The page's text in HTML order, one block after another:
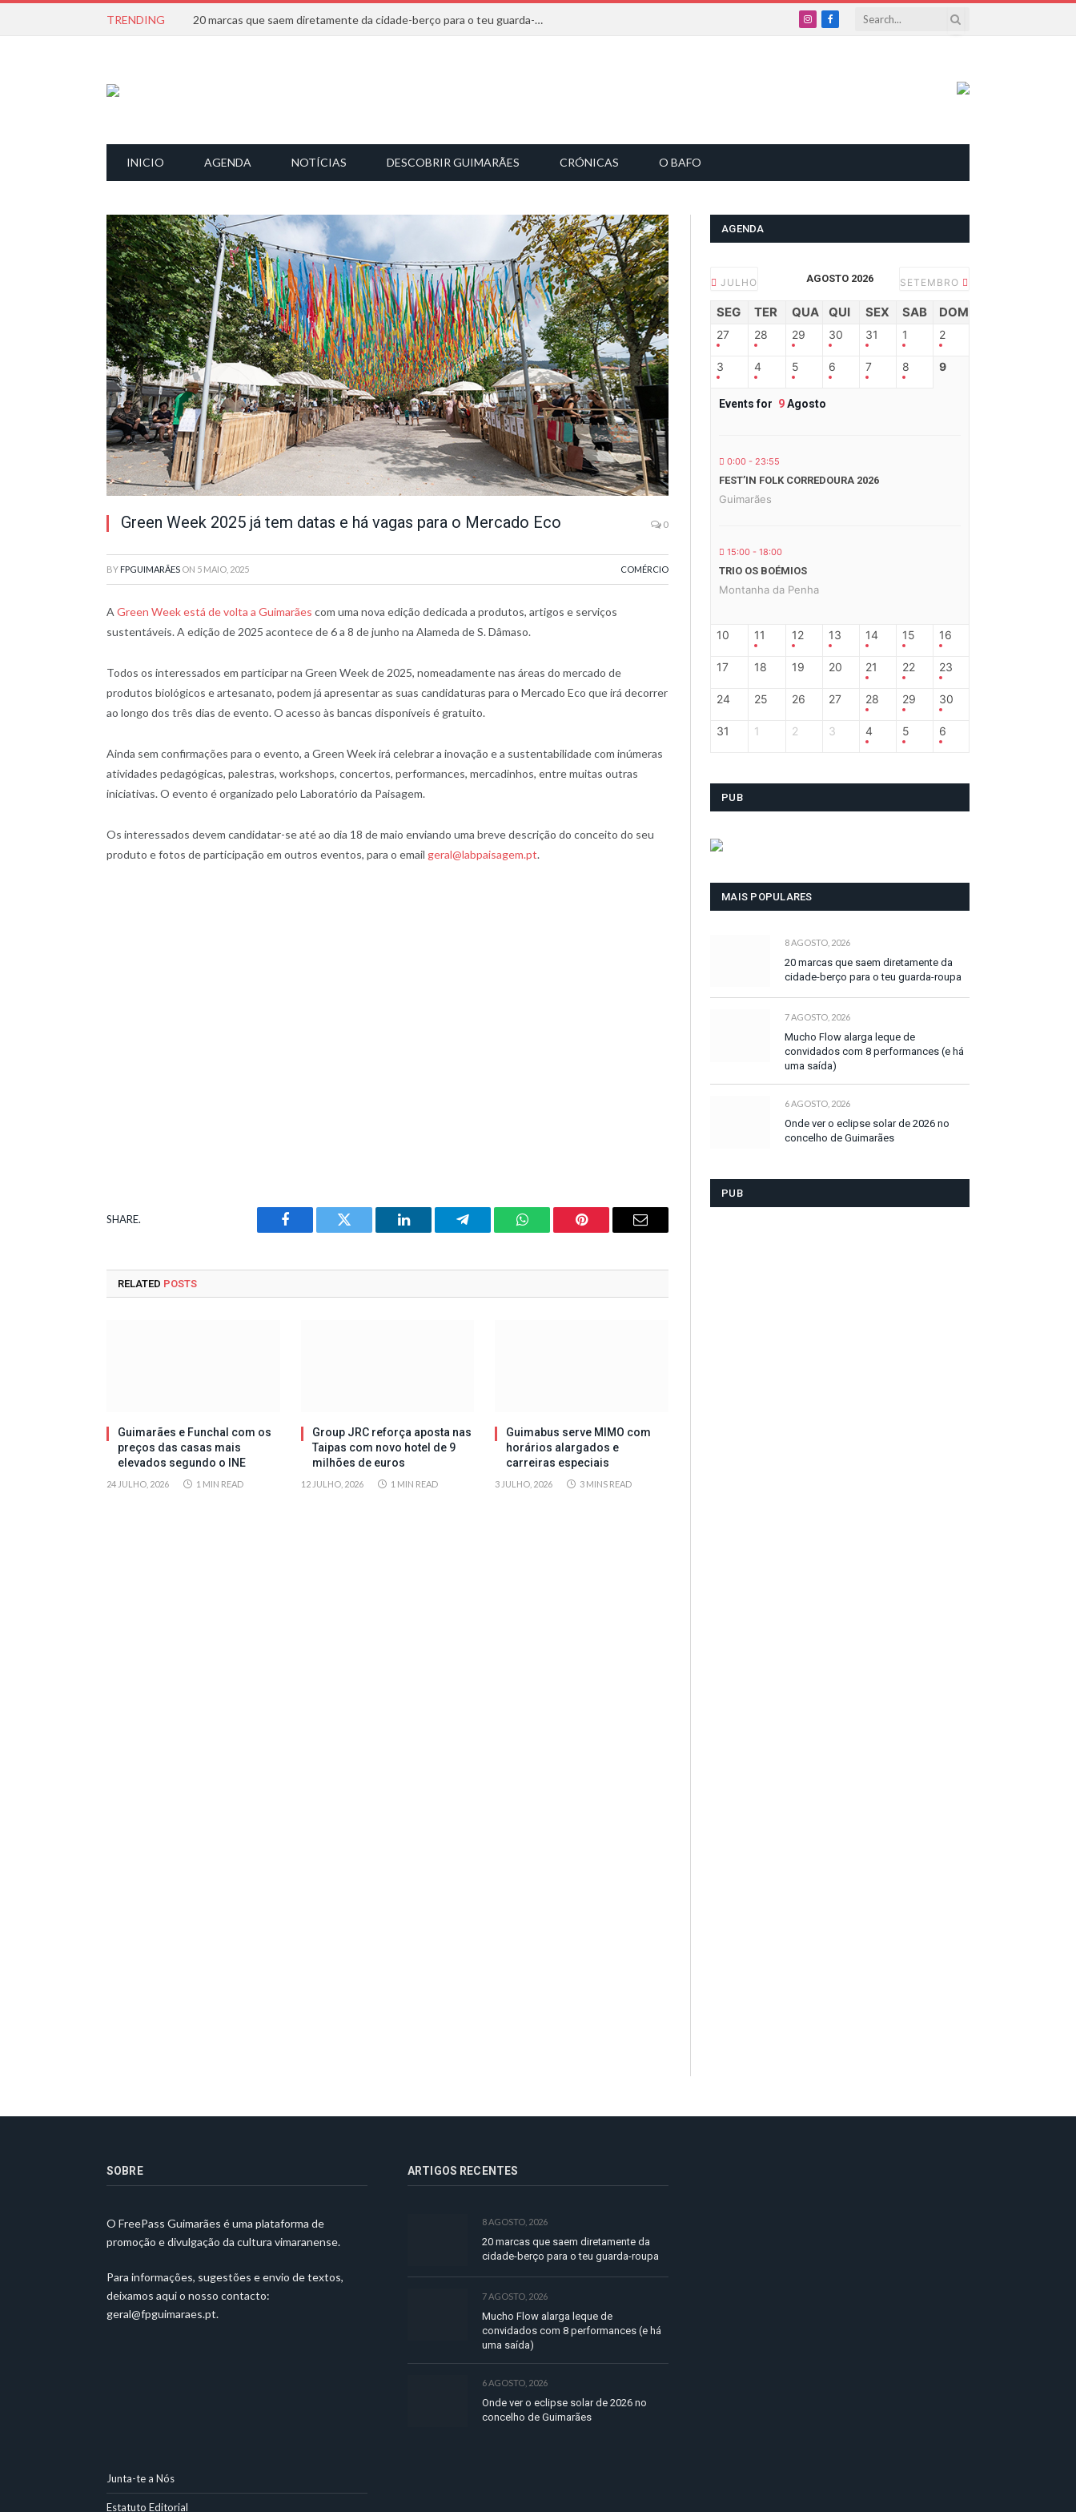
TRENDING 20 marcas que saem diretamente da cidade-berço para o teu guarda-roupa
InstagramFacebook
INICIO AGENDA NOTÍCIAS DESCOBRIR GUIMARÃES CRÓNICAS O BAFO
Green Week 2025 já tem datas e há vagas para o Mercado Eco 0
BY FPGUIMARÃES ON 5 MAIO, 2025 COMÉRCIO
A Green Week está de volta a Guimarães com uma nova edição dedicada a produtos, artigos e serviços
sustentáveis. A edição de 2025 acontece de 6 a 8 de junho na Alameda de S. Dâmaso.
Todos os interessados em participar na Green Week de 2025, nomeadamente nas áreas do mercado de
produtos biológicos e artesanato, podem já apresentar as suas candidaturas para o Mercado Eco que irá decorrer
ao longo dos três dias de evento. O acesso às bancas disponíveis é gratuito.
Ainda sem confirmações para o evento, a Green Week irá celebrar a inovação e a sustentabilidade com inúmeras
atividades pedagógicas, palestras, workshops, concertos, performances, mercadinhos, entre muitas outras
iniciativas. O evento é organizado pelo Laboratório da Paisagem.
Os interessados devem candidatar-se até ao dia 18 de maio enviando uma breve descrição do conceito do seu
produto e fotos de participação em outros eventos, para o email geral@labpaisagem.pt.
SHARE.
Facebook Twitter LinkedIn Telegram WhatsAppPinterest Email
RELATED POSTS
Guimarães e Funchal com os
preços das casas mais
elevados segundo o INE
24 JULHO, 2026 1 MIN READ
Group JRC reforça aposta nas
Taipas com novo hotel de 9
milhões de euros
12 JULHO, 2026 1 MIN READ
Guimabus serve MIMO com
horários alargados e
carreiras especiais
3 JULHO, 2026 3 MINS READ
AGENDA
JULHO AGOSTO 2026 SETEMBRO
SEG TER QUA QUI SEX SAB DOM
27 28 29 30 31 1 2
3 4 5 6 7 8 9
Events for 9Agosto
0:00 - 23:55
FEST’IN FOLK CORREDOURA 2026
Guimarães
15:00 - 18:00
TRIO OS BOÉMIOS
Montanha da Penha
10 11 12 13 14 15 16
17 18 19 20 21 22 23
24 25 26 27 28 29 30
31 1 2 3 4 5 6
PUB
MAIS POPULARES
8 AGOSTO, 2026
20 marcas que saem diretamente da
cidade-berço para o teu guarda-roupa
7 AGOSTO, 2026
Mucho Flow alarga leque de
convidados com 8 performances (e há
uma saída)
6 AGOSTO, 2026
Onde ver o eclipse solar de 2026 no
concelho de Guimarães
PUB
SOBRE
O FreePass Guimarães é uma plataforma de
promoção e divulgação da cultura vimaranense.
Para informações, sugestões e envio de textos,
deixamos aqui o nosso contacto:
geral@fpguimaraes.pt.
ARTIGOS RECENTES
8 AGOSTO, 2026
20 marcas que saem diretamente da
cidade-berço para o teu guarda-roupa
7 AGOSTO, 2026
Mucho Flow alarga leque de
convidados com 8 performances (e há
uma saída)
6 AGOSTO, 2026
Onde ver o eclipse solar de 2026 no
concelho de Guimarães
Junta-te a Nós
Estatuto Editorial